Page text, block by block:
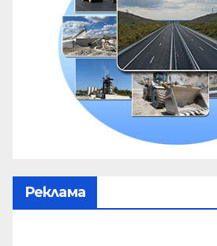
Реклама